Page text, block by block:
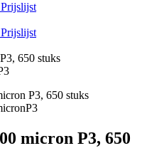
Prijslijst
Prijslijst
micron P3, 650